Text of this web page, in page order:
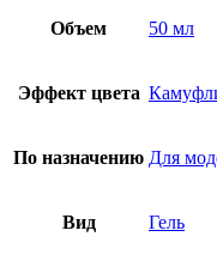
Объем 50 мл
Эффект цвета
По назначению Для
Вид Гель